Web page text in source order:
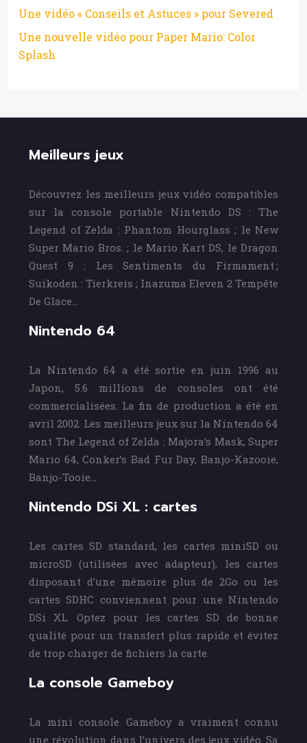
Une vidéo « Conseils et Astuces » pour Severed
Une nouvelle vidéo pour Paper Mario: Color
Splash
Meilleurs jeux
Découvrez les meilleurs jeux vidéo compatibles
sur la console portable Nintendo DS : The
Legend of Zelda : Phantom Hourglass ; le New
Super Mario Bros. ; le Mario Kart DS, le Dragon
Quest 9 : Les Sentiments du Firmament ;
Suikoden : Tierkreis ; Inazuma Eleven 2 Tempête
De Glace…
Nintendo 64
La Nintendo 64 a été sortie en juin 1996 au
Japon, 5.6 millions de consoles ont été
commercialisées. La fin de production a été en
avril 2002. Les meilleurs jeux sur la Nintendo 64
sont The Legend of Zelda : Majora’s Mask, Super
Mario 64, Conker’s Bad Fur Day, Banjo-Kazooie,
Banjo-Tooie…
Nintendo DSi XL : cartes
Les cartes SD standard, les cartes miniSD ou
microSD (utilisées avec adapteur), les cartes
disposant d’une mémoire plus de 2Go ou les
cartes SDHC conviennent pour une Nintendo
DSi XL. Optez pour les cartes SD de bonne
qualité pour un transfert plus rapide et évitez
de trop charger de fichiers la carte.
La console Gameboy
La mini console Gameboy a vraiment connu
une révolution dans l’univers des jeux vidéo. Sa